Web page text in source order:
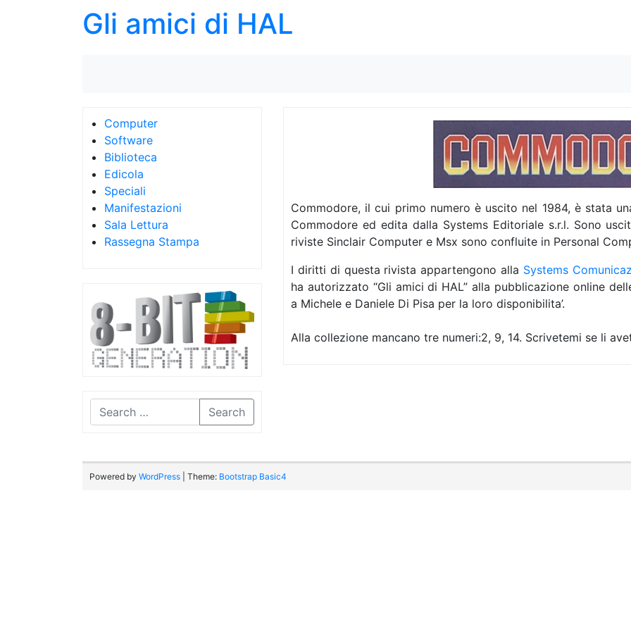
Gli amici di HAL
Computer
Software
Biblioteca
Edicola
Speciali
Manifestazioni
Sala Lettura
Rassegna Stampa
Search
Commodore, il cui primo numero è uscito nel 1984, è stata
Commodore ed edita dalla Systems Editoriale s.r.l. Sono
riviste Sinclair Computer e Msx sono confluite in Personal
I diritti di questa rivista appartengono alla Systems
ha autorizzato “Gli amici di HAL” alla pubblicazione online
a Michele e Daniele Di Pisa per la loro disponibilita’.
Alla collezione mancano tre numeri:2, 9, 14. Scrivetemi se li
Powered by WordPress | Theme: Bootstrap Basic4